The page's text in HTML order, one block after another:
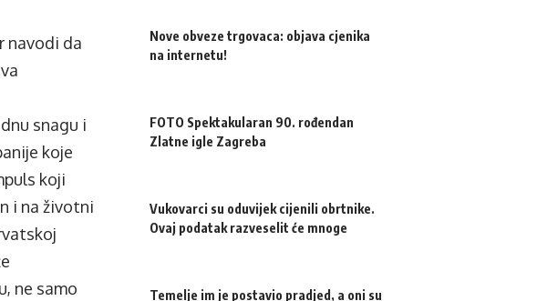
navodi da
snagu i
koje
koji
i na životni
ne samo
Nove obveze trgovaca: objava cjenika
na internetu!
FOTO Spektakularan 90. rođendan
Zlatne igle Zagreba
Vukovarci su oduvijek cijenili obrtnike.
Ovaj podatak razveselit će mnoge
Temelje im je postavio pradjed, a oni su